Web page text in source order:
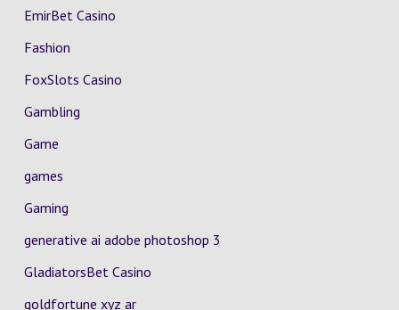
EmirBet Casino
Fashion
FoxSlots Casino
Gambling
Game
games
Gaming
generative ai adobe photoshop 3
GladiatorsBet Casino
goldfortune xyz ar